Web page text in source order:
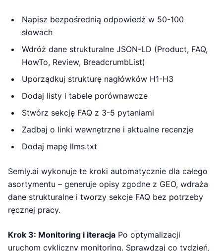
Napisz bezpośrednią odpowiedź w 50-100
słowach
Wdróż dane strukturalne JSON-LD (Product, FAQ,
HowTo, Review, BreadcrumbList)
Uporządkuj strukturę nagłówków H1-H3
Dodaj listy i tabele porównawcze
Stwórz sekcję FAQ z 3-5 pytaniami
Zadbaj o linki wewnętrzne i aktualne recenzje
Dodaj mapę llms.txt
Semly.ai wykonuje te kroki automatycznie dla całego
asortymentu – generuje opisy zgodne z GEO, wdraża
dane strukturalne i tworzy sekcje FAQ bez potrzeby
ręcznej pracy.
Krok 3: Monitoring i iteracja Po optymalizacji
uruchom cykliczny monitoring. Sprawdzaj co tydzień,